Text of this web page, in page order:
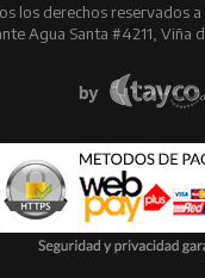
los derechos reservados a
Agua Santa #4211, Viña